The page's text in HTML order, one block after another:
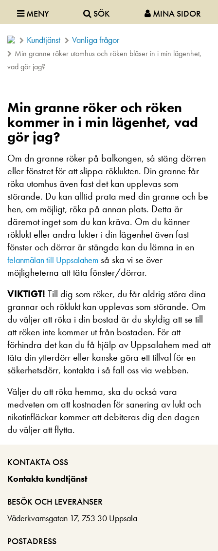
MENY SÖK MINA SIDOR
Kundtjänst Vanliga frågor
Min granne röker utomhus och röken blåser in i min lägenhet,
vad gör jag?
Min granne röker och röken
kommer in i min lägenhet, vad
gör jag?
Om dn granne röker på balkongen, så stäng dörren
eller fönstret för att slippa röklukten. Din granne får
röka utomhus även fast det kan upplevas som
störande. Du kan alltid prata med din granne och be
hen, om möjligt, röka på annan plats. Detta är
däremot inget som du kan kräva. Om du känner
röklukt eller andra lukter i din lägenhet även fast
fönster och dörrar är stängda kan du lämna in en
felanmälan till Uppsalahem så ska vi se över
möjligheterna att täta fönster/dörrar.
VIKTIGT! Till dig som röker, du får aldrig störa dina
grannar och röklukt kan upplevas som störande. Om
du väljer att röka i din bostad är du skyldig att se till
att röken inte kommer ut från bostaden. För att
förhindra det kan du få hjälp av Uppsalahem med att
täta din ytterdörr eller kanske göra ett tillval för en
säkerhetsdörr, kontakta i så fall oss via webben.
Väljer du att röka hemma, ska du också vara
medveten om att kostnaden för sanering av lukt och
nikotinfläckar kommer att debiteras dig den dagen
du väljer att flytta.
KONTAKTA OSS
Kontakta kundtjänst
BESÖK OCH LEVERANSER
Väderkvarnsgatan 17, 753 30 Uppsala
POSTADRESS